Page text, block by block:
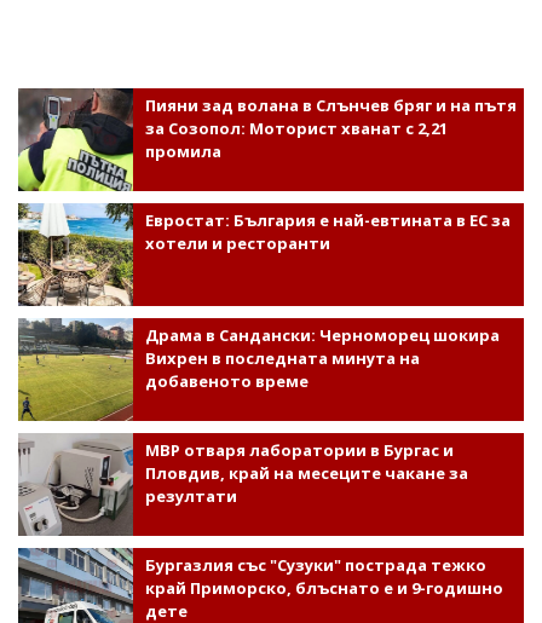
Пияни зад волана в Слънчев бряг и на пътя
за Созопол: Моторист хванат с 2,21
промила
Евростат: България е най-евтината в ЕС за
хотели и ресторанти
Драма в Сандански: Черноморец шокира
Вихрен в последната минута на
добавеното време
МВР отваря лаборатории в Бургас и
Пловдив, край на месеците чакане за
резултати
Бургазлия със "Сузуки" пострада тежко
край Приморско, блъснато е и 9-годишно
дете